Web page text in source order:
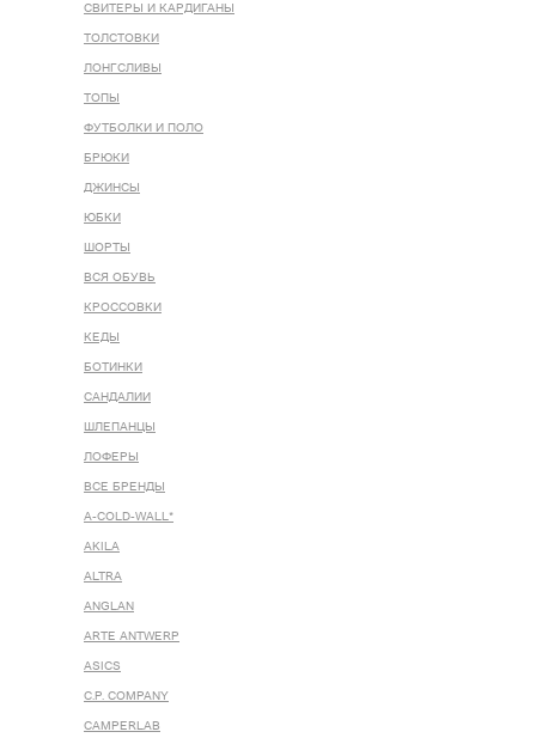
СВИТЕРЫ И КАРДИГАНЫ
ТОЛСТОВКИ
ЛОНГСЛИВЫ
ТОПЫ
ФУТБОЛКИ И ПОЛО
БРЮКИ
ДЖИНСЫ
ЮБКИ
ШОРТЫ
ВСЯ ОБУВЬ
КРОССОВКИ
КЕДЫ
БОТИНКИ
САНДАЛИИ
ШЛЕПАНЦЫ
ЛОФЕРЫ
ВСЕ БРЕНДЫ
A-COLD-WALL*
AKILA
ALTRA
ANGLAN
ARTE ANTWERP
ASICS
C.P. COMPANY
CAMPERLAB